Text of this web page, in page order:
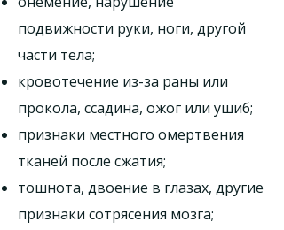
подвижности руки, ноги, другой
части тела;
кровотечение из-за раны или
прокола, ссадина, ожог или ушиб;
признаки местного омертвения
тканей после сжатия;
тошнота, двоение в глазах, другие
признаки сотрясения мозга;